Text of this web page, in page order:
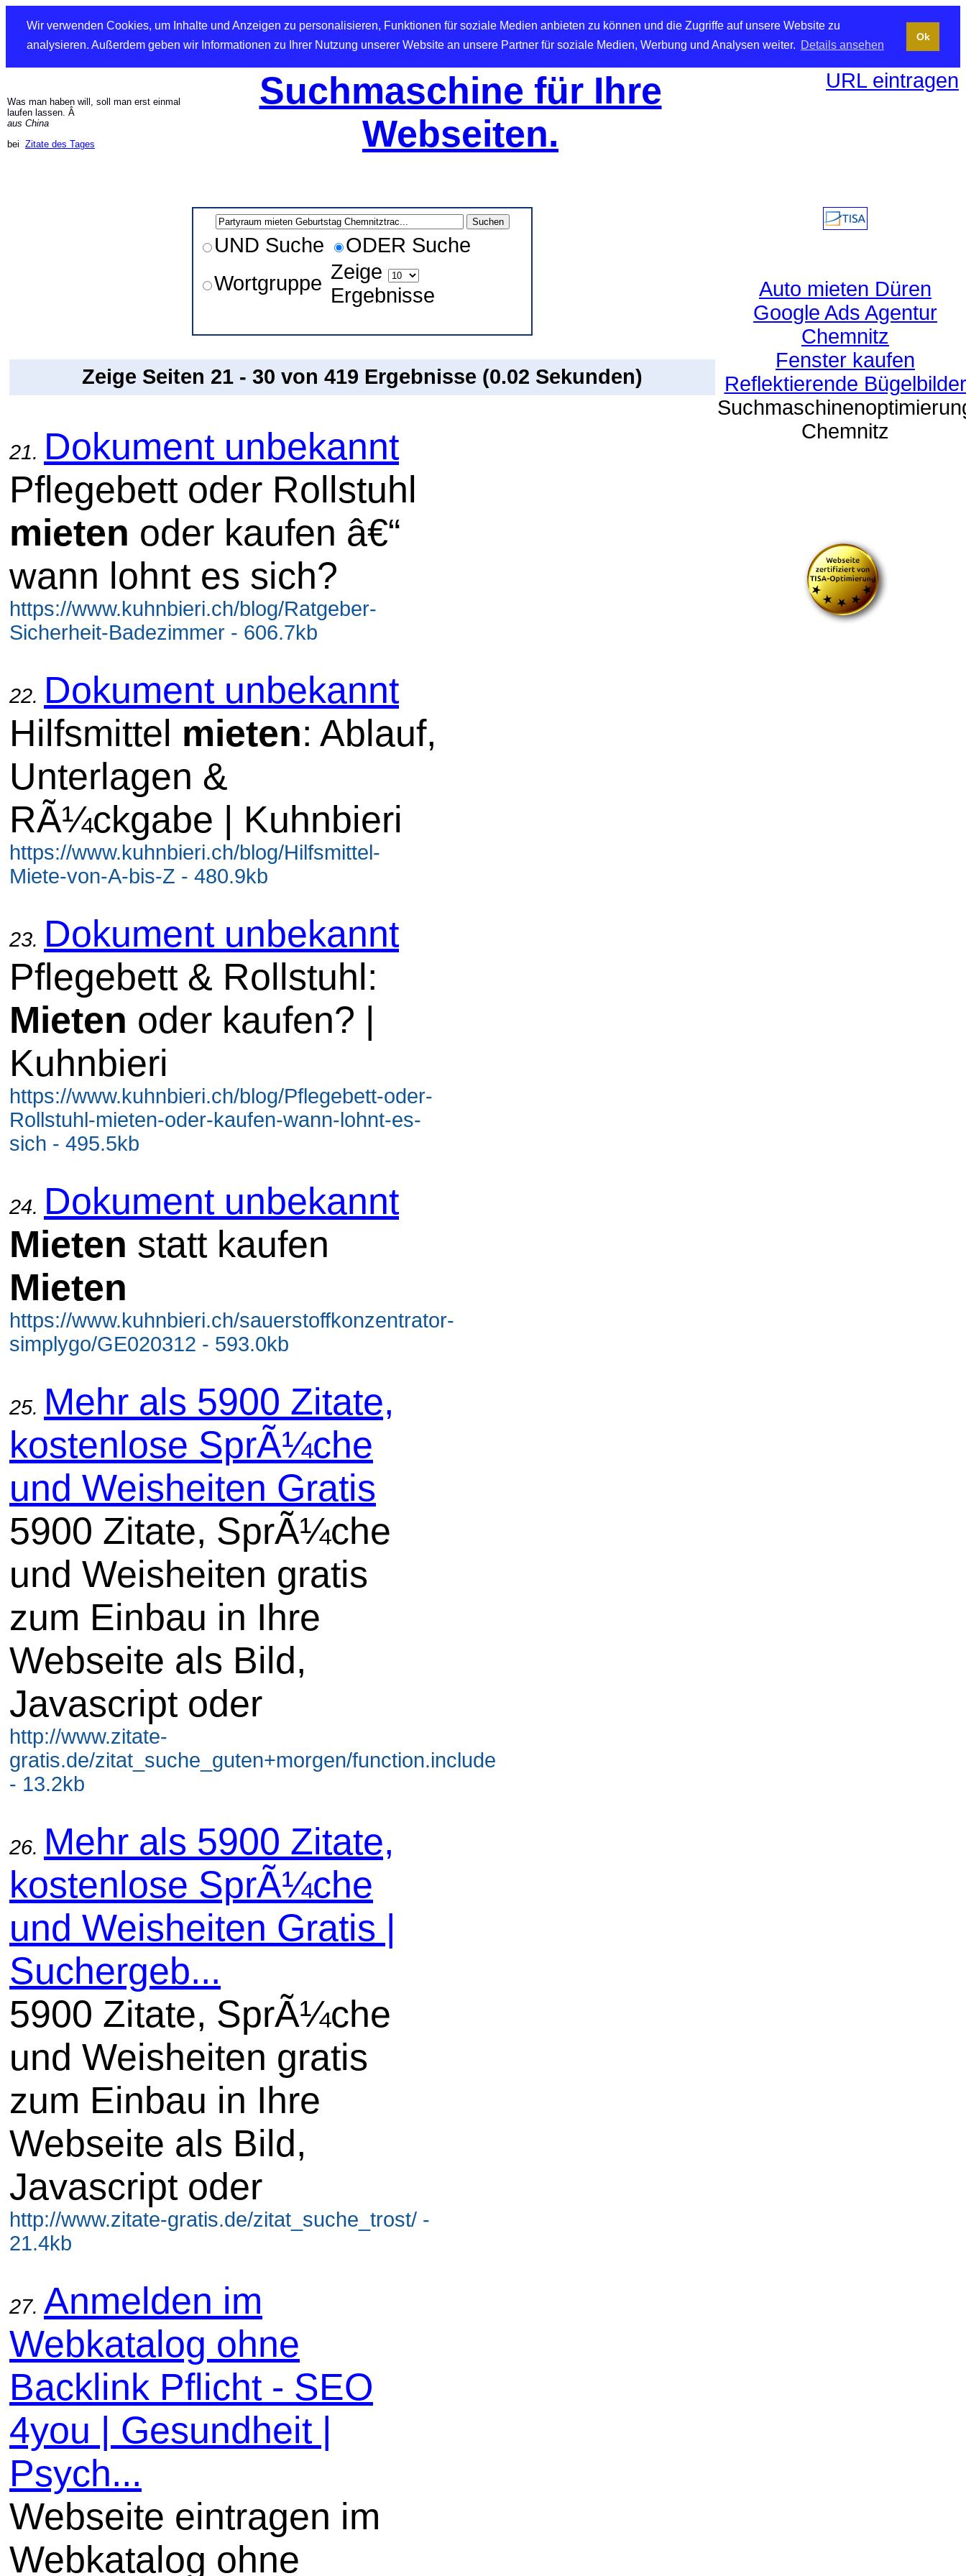
Wir verwenden Cookies, um Inhalte und Anzeigen zu personalisieren, Funktionen für soziale Medien anbieten zu können und die Zugriffe auf unsere Website zu
analysieren. Außerdem geben wir Informationen zu Ihrer Nutzung unserer Website an unsere Partner für soziale Medien, Werbung und Analysen weiter. Details ansehen
Ok
Was man haben will, soll man erst einmal
laufen lassen. Â
aus China
bei Zitate des Tages
Suchmaschine für Ihre
Webseiten.
URL eintragen
UND Suche
ODER Suche
Wortgruppe Zeige
Ergebnisse
Zeige Seiten 21 - 30 von 419 Ergebnisse (0.02 Sekunden)
21. Dokument unbekannt
Pflegebett oder Rollstuhl
mieten oder kaufen â€“
wann lohnt es sich?
https://www.kuhnbieri.ch/blog/Ratgeber-
Sicherheit-Badezimmer - 606.7kb
22. Dokument unbekannt
Hilfsmittel mieten: Ablauf,
Unterlagen &
RÃ¼ckgabe | Kuhnbieri
https://www.kuhnbieri.ch/blog/Hilfsmittel-
Miete-von-A-bis-Z - 480.9kb
23. Dokument unbekannt
Pflegebett & Rollstuhl:
Mieten oder kaufen? |
Kuhnbieri
https://www.kuhnbieri.ch/blog/Pflegebett-oder-
Rollstuhl-mieten-oder-kaufen-wann-lohnt-es-
sich - 495.5kb
24. Dokument unbekannt
Mieten statt kaufen
Mieten
https://www.kuhnbieri.ch/sauerstoffkonzentrator-
simplygo/GE020312 - 593.0kb
25. Mehr als 5900 Zitate,
kostenlose SprÃ¼che
und Weisheiten Gratis
5900 Zitate, SprÃ¼che
und Weisheiten gratis
zum Einbau in Ihre
Webseite als Bild,
Javascript oder
http://www.zitate-
gratis.de/zitat_suche_guten+morgen/function.include
- 13.2kb
26. Mehr als 5900 Zitate,
kostenlose SprÃ¼che
und Weisheiten Gratis |
Suchergeb...
5900 Zitate, SprÃ¼che
und Weisheiten gratis
zum Einbau in Ihre
Webseite als Bild,
Javascript oder
http://www.zitate-gratis.de/zitat_suche_trost/ -
21.4kb
27. Anmelden im
Webkatalog ohne
Backlink Pflicht - SEO
4you | Gesundheit |
Psych...
Webseite eintragen im
Webkatalog ohne
Auto mieten Düren
Google Ads Agentur
Chemnitz
Fenster kaufen
Reflektierende Bügelbilder
Chemnitz